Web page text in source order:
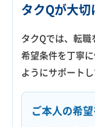
タクQが大
タクQでは、転
希望条件を丁寧
ようにサポートし
ご本人の希